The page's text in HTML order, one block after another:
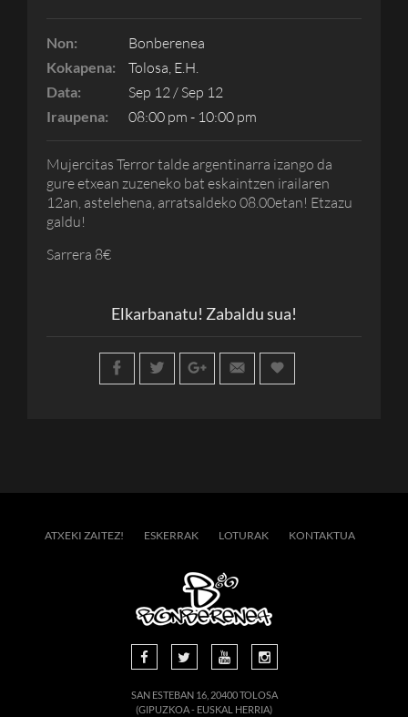
Non: Bonberenea
Kokapena: Tolosa, E.H.
Data: Sep 12 / Sep 12
Iraupena: 08:00 pm - 10:00 pm
Mujercitas Terror talde argentinarra izango da
gure etxean zuzeneko bat eskaintzen irailaren
12an, astelehena, arratsaldeko 08.00etan! Etzazu
galdu!
Sarrera 8€
Elkarbanatu! Zabaldu sua!
ATXEKI ZAITEZ! ESKERRAK LOTURAK KONTAKTUA
SAN ESTEBAN 16, 20400 TOLOSA
(GIPUZKOA - EUSKAL HERRIA)